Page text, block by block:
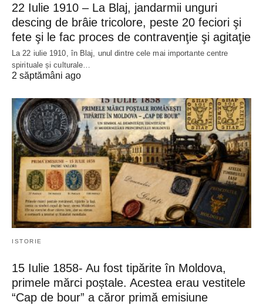
22 Iulie 1910 – La Blaj, jandarmii unguri
descing de brâie tricolore, peste 20 feciori şi
fete şi le fac proces de contravenţie şi agitaţie
La 22 iulie 1910, în Blaj, unul dintre cele mai importante centre
spirituale și culturale…
2 săptămâni ago
ISTORIE
15 Iulie 1858- Au fost tipărite în Moldova,
primele mărci poștale. Acestea erau vestitele
“Cap de bour” a căror primă emisiune